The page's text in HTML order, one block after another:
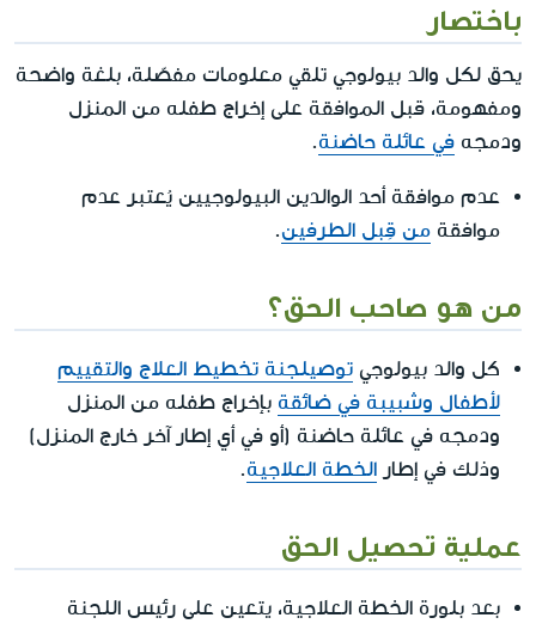
باختصار
يحق لكل والد بيولوجي تلقي معلومات مفصّلة، بلغة واضحة
ومفهومة، قبل الموافقة على إخراج طفله من المنزل
ودمجه في عائلة حاضنة.
عدم موافقة أحد الوالدين البيولوجيين يُعتبر عدم
موافقة من قِبل الطرفين.
من هو صاحب الحق؟
كل والد بيولوجي توصيلجنة تخطيط العلاج والتقييم
لأطفال وشبيبة في ضائقة بإخراج طفله من المنزل
ودمجه في عائلة حاضنة (أو في أي إطار آخر خارج المنزل)
وذلك في إطار الخطة العلاجية.
عملية تحصيل الحق
بعد بلورة الخطة العلاجية، يتعين على رئيس اللجنة